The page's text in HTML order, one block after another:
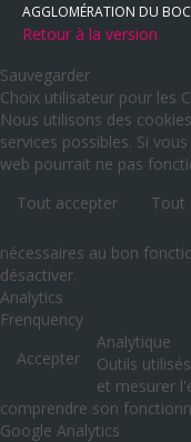
AGGLOMÉRATION DU
Retour à la version
Sauvegarder
Choix utilisateur pour les
Nous utilisons des
services possibles. Si
web pourrait ne pas
Tout accepter
Tout
nécessaires au bon
désactiver.
Analytics
Frenquency
Accepter
Analytique
Outils
et mesurer
comprendre son
Google Analytics